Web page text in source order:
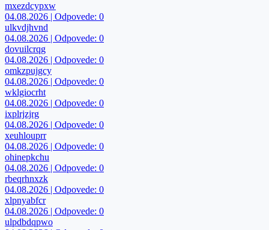
mxezdcypxw
04.08.2026 | Odpovede: 0
ulkvdjhvnd
04.08.2026 | Odpovede: 0
dovuilcrqg
04.08.2026 | Odpovede: 0
omkzpujgcy
04.08.2026 | Odpovede: 0
wklgiocrht
04.08.2026 | Odpovede: 0
ixplrjzjrg
04.08.2026 | Odpovede: 0
xeuhlouprr
04.08.2026 | Odpovede: 0
ohinepkchu
04.08.2026 | Odpovede: 0
rbeqrhnxzk
04.08.2026 | Odpovede: 0
xlpnyabfcr
04.08.2026 | Odpovede: 0
ulpdbdqpwo